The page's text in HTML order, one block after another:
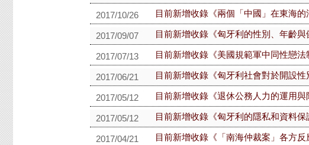
2017/10/26 目前新增收錄《兩個「中國」在東海
2017/09/07 目前新增收錄《匈牙利的性別、年齡與
2017/07/13 目前新增收錄《美國規範軍中同性戀
2017/06/21 目前新增收錄《匈牙利社會對於開設
2017/05/12 目前新增收錄《退休公務人力的運用與
2017/05/12 目前新增收錄《匈牙利的隱私和資料保
2017/04/21 目前新增收錄《「南海仲裁案」各方